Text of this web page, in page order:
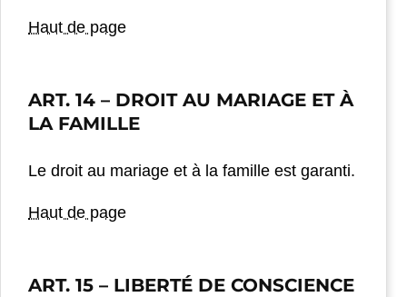
Haut de page
ART. 14 – DROIT AU MARIAGE ET À
LA FAMILLE
Le droit au mariage et à la famille est garanti.
Haut de page
ART. 15 – LIBERTÉ DE CONSCIENCE